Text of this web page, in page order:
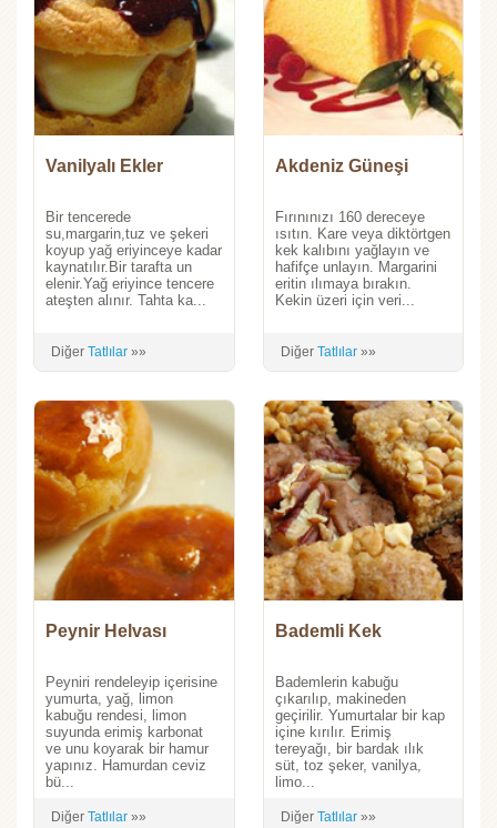
Vanilyalı Ekler
Bir tencerede
su,margarin,tuz ve şekeri
koyup yağ eriyinceye kadar
kaynatılır.Bir tarafta un
elenir.Yağ eriyince tencere
ateşten alınır. Tahta ka...
Diğer Tatlılar »»
Akdeniz Güneşi
Fırınınızı 160 dereceye
ısıtın. Kare veya diktörtgen
kek kalıbını yağlayın ve
hafifçe unlayın. Margarini
eritin ılımaya bırakın.
Kekin üzeri için veri...
Diğer Tatlılar»»
Peynir Helvası
Peyniri rendeleyip içerisine
yumurta, yağ, limon
kabuğu rendesi, limon
suyunda erimiş karbonat
ve unu koyarak bir hamur
yapınız. Hamurdan ceviz
bü...
Diğer Tatlılar »»
Bademli Kek
Bademlerin kabuğu
çıkarılıp, makineden
geçirilir. Yumurtalar bir kap
içine kırılır. Erimiş
tereyağı, bir bardak ılık
süt, toz şeker, vanilya,
limo...
Diğer Tatlılar»»